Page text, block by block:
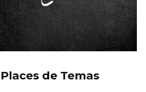
de Temas